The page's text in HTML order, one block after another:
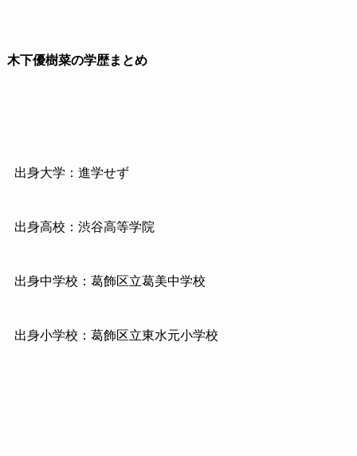
木下優樹菜の学歴まとめ
出身大学：進学せず
出身高校：渋谷高等学院
出身中学校：葛飾区立葛美中学校
出身小学校：葛飾区立東水元小学校